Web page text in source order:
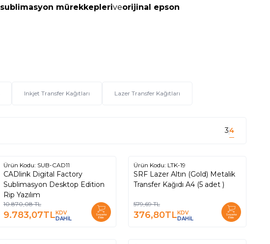
sublimasyon mürekkepleriveorijinal epson
Inkjet Transfer Kağıtları Lazer Transfer Kağıtları
34
%
10
Ürün Kodu: SUB-CAD11
CADlink Digital Factory
Sublimasyon Desktop Edition
Rip Yazılım
10.870,08TL
9.783,07TLKDV
DAHİL
Sepete
Ekle
%
35
Ürün Kodu: LTK-19
SRF Lazer Altın (Gold) Metalik
Transfer Kağıdı A4 (5 adet )
579,69TL
376,80TLKDV
DAHİL
Sepete
Ekle